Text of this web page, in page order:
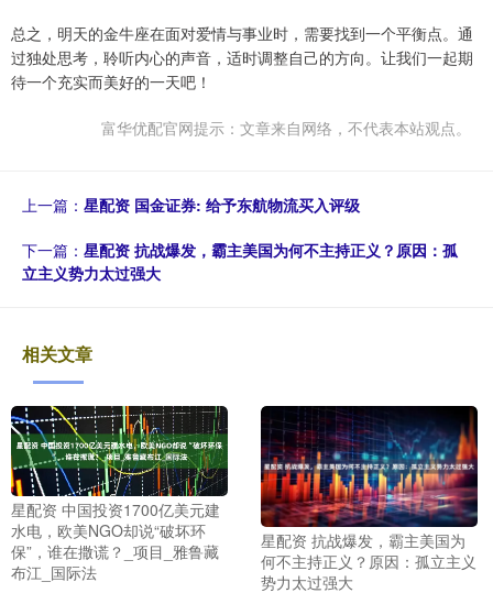
总之，明天的金牛座在面对爱情与事业时，需要找到一个平衡点。通
过独处思考，聆听内心的声音，适时调整自己的方向。让我们一起期
待一个充实而美好的一天吧！
富华优配官网提示：文章来自网络，不代表本站观点。
上一篇： 星配资 国金证券: 给予东航物流买入评级
下一篇： 星配资 抗战爆发，霸主美国为何不主持正义？原因：孤
立主义势力太过强大
相关文章
星配资 中国投资1700亿美元建
水电，欧美NGO却说“破坏环
保”，谁在撒谎？_项目_雅鲁藏
布江_国际法
星配资 抗战爆发，霸主美国为
何不主持正义？原因：孤立主义
势力太过强大